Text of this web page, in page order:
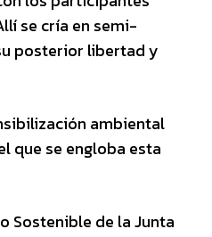
se cría en semi-
posterior libertad y
ambiental
que se engloba esta
Sostenible de la Junta